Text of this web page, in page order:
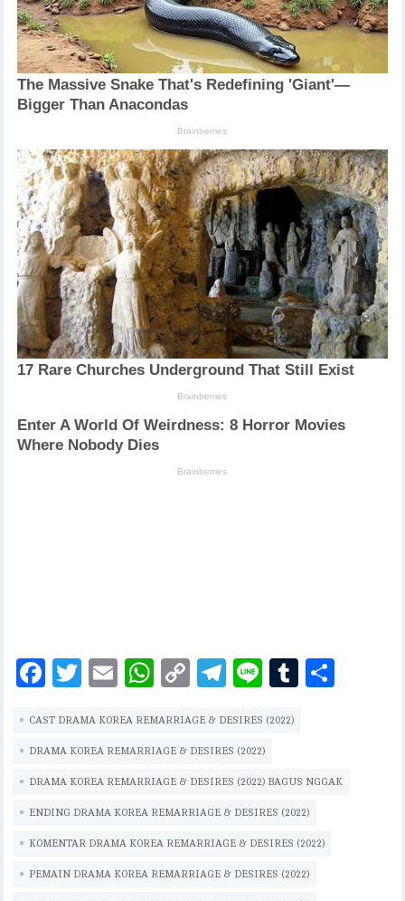
F
eb
oo
k
T
it
te
r
E
ai
l
W
at
s
A
p
p
C
p
y
Li
n
k
T
eg
ra
m
Li
e
T
r
CAST DRAMA KOREA REMARRIAGE & DESIRES (2022)
DRAMA KOREA REMARRIAGE & DESIRES (2022)
DRAMA KOREA REMARRIAGE & DESIRES (2022) BAGUS NGGAK
ENDING DRAMA KOREA REMARRIAGE & DESIRES (2022)
KOMENTAR DRAMA KOREA REMARRIAGE & DESIRES (2022)
PEMAIN DRAMA KOREA REMARRIAGE & DESIRES (2022)